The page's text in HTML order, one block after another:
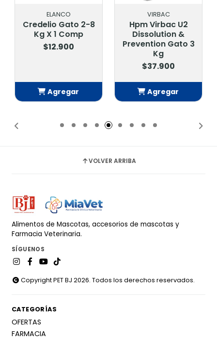
ELANCO
Credelio Gato 2-8
Kg X 1 Comp
$12.900
Agregar
VIRBAC
Hpm Virbac U2
Dissolution &
Prevention Gato 3
Kg
$37.900
Agregar
VOLVER ARRIBA
Alimentos de Mascotas, accesorios de mascotas y
Farmacia Veterinaria.
SÍGUENOS
Copyright PET BJ 2026. Todos los derechos reservados.
CATEGORÍAS
OFERTAS
FARMACIA